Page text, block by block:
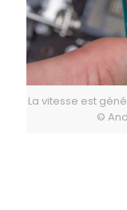
La vitesse est
©